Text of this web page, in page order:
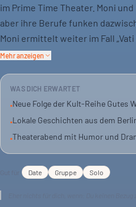
im Prime Time Theater. Moni
aber ihre Berufe funken
Moni ermittelt weiter im Fall „Vati
sucht ihren zwölften Sohn und
Günther Fisch. Das könnte für
Wedding. Zwischen Baguette
Mehr anzeigen
WAS DICH ERWARTET
•Neue Folge der Kult-Reihe Gutes
•Lokale Geschichten aus dem
•Theaterabend mit Humor und
Date Gruppe Solo